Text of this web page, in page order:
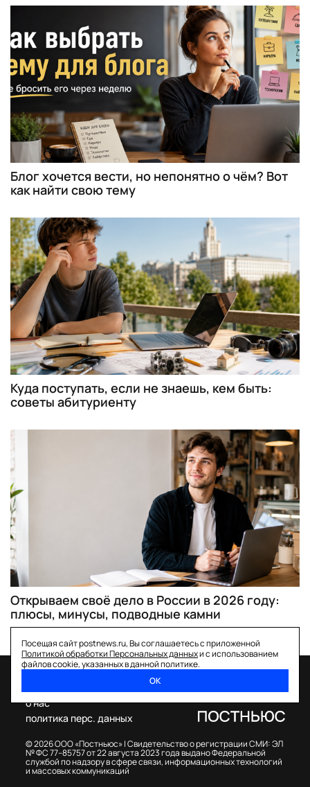
Блог хочется вести, но непонятно о чём? Вот
как найти свою тему
Куда поступать, если не знаешь, кем быть:
советы абитуриенту
Открываем своё дело в России в 2026 году:
плюсы, минусы, подводные камни
Посещая сайт postnews.ru, Вы соглашаетесь с приложенной
Политикой обработки Персональных данныхи с использованием
файлов cookie, указанных в данной политике.
ОК
© 2026 ООО «Постньюс» |Свидетельство о регистрации СМИ: ЭЛ
№ ФС 77–85757 от 22 августа 2023 года выдано Федеральной
службой по надзору в сфере связи, информационных технологий
и массовых коммуникаций
о нас
политика перс. данных